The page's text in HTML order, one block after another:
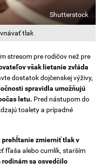
tlak
Shutterstock
stresom pre rodičov než pre
však lietanie zvláda
dostatok dojčenskej výživy,
spravidla umožňujú
letu. Pred nástupom do
toalety a prípadné
prehĺtanie zmierniť tlak v
fľaša alebo cumlík, starším
sa osvedčilo